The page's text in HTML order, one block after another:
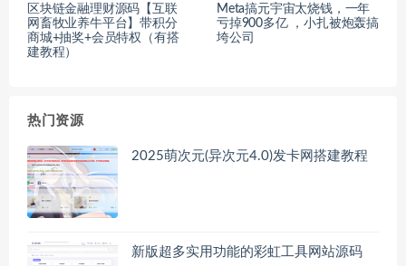
区块链金融理财源码【互联
网畜牧业养牛平台】带积分
商城+抽奖+会员特权（有搭
建教程）
Meta搞元宇宙太烧钱，一年
亏掉900多亿 ，小扎被炮轰搞
垮公司
热门资源
2025萌次元(异次元4.0)发卡网搭建教程
新版超多实用功能的彩虹工具网站源码